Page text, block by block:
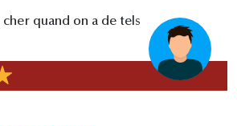
cher quand on a de tels